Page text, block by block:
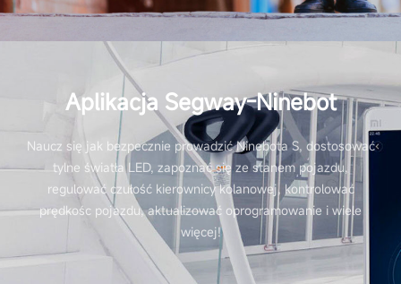
Aplikacja Segway-Ninebot
Naucz się jak bezpecznie prowadzić Ninebota S, dostosować
tylne światła LED, zapoznać się ze stanem pojazdu,
regulować czułość kierownicy kolanowej, kontrolować
prędkośc pojazdu, aktualizować oprogramowanie i wiele
więcej!